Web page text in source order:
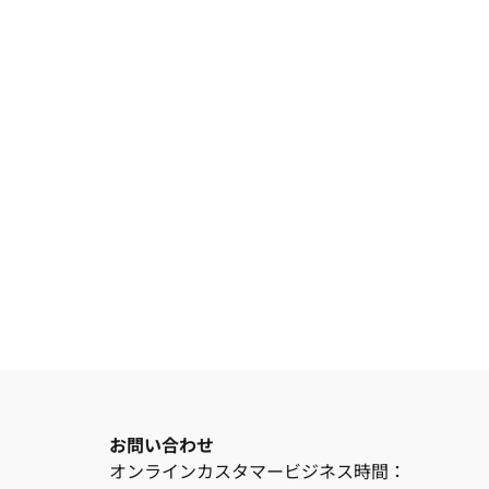
お問い合わせ
オンラインカスタマービジネス時間：